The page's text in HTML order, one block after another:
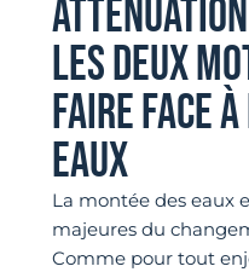
LES DEUX
FAIRE FACE
EAUX
La montée des eaux
majeures du
Comme pour tout